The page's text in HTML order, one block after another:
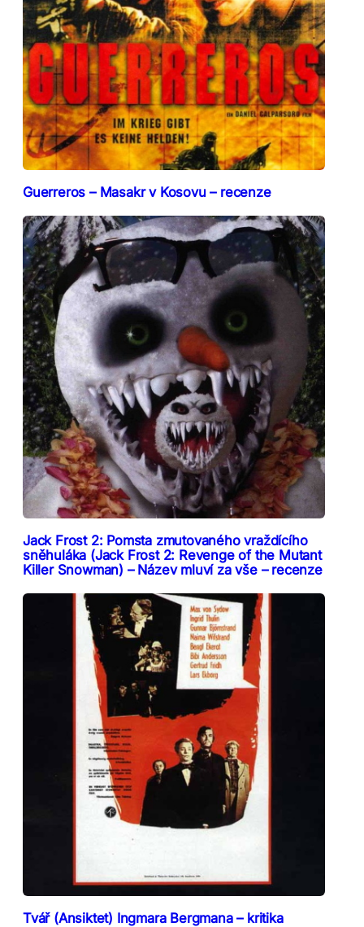
Guerreros – Masakr v Kosovu – recenze
Jack Frost 2: Pomsta zmutovaného vraždícího
sněhuláka (Jack Frost 2: Revenge of the Mutant
Killer Snowman) – Název mluví za vše – recenze
Tvář (Ansiktet) Ingmara Bergmana – kritika